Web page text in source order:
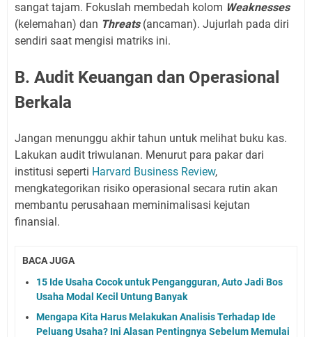
sangat tajam. Fokuslah membedah kolom Weaknesses
(kelemahan) dan Threats(ancaman). Jujurlah pada diri
sendiri saat mengisi matriks ini.
B. Audit Keuangan dan Operasional
Berkala
Jangan menunggu akhir tahun untuk melihat buku kas.
Lakukan audit triwulanan. Menurut para pakar dari
institusi seperti Harvard Business Review,
mengkategorikan risiko operasional secara rutin akan
membantu perusahaan meminimalisasi kejutan
finansial.
BACA JUGA
15 Ide Usaha Cocok untuk Pengangguran, Auto Jadi Bos
Usaha Modal Kecil Untung Banyak
Mengapa Kita Harus Melakukan Analisis Terhadap Ide
Peluang Usaha? Ini Alasan Pentingnya Sebelum Memulai